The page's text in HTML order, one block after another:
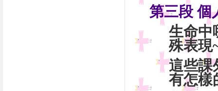
第三段 個
生命中
殊表現
這些課
有怎樣